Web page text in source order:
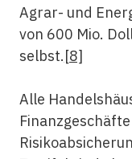
Agrar- und
von 600 Mio.
selbst.[8]
Alle